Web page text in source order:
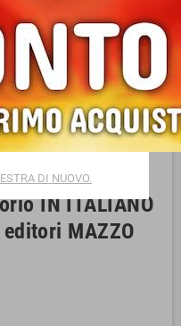
IN ITALIANO
MAZZO
DI NUOVO.